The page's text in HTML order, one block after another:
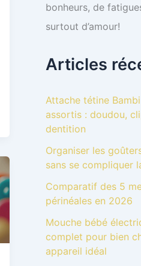
bonheurs, de
surtout d’amour!
Articles
Attache tétine
assortis : doudou,
dentition
Organiser les
sans se compliquer
Comparatif des 5
périnéales en 2026
Mouche bébé
complet pour bien
appareil idéal